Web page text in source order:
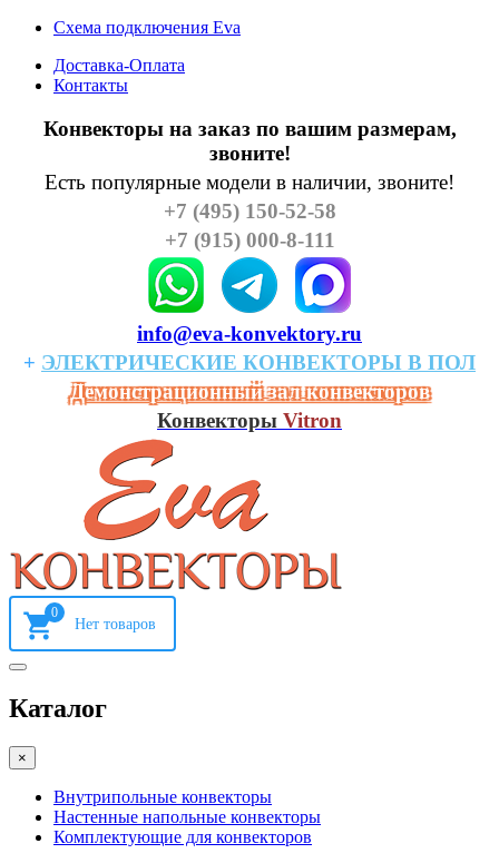
Схема подключения Eva
Доставка-Оплата
Контакты
Конвекторы на заказ по вашим размерам,
звоните!
Есть популярные модели в наличии, звоните!
+7 (495) 150-52-58
+7 (915) 000-8-111
info@eva-konvektory.ru
+ ЭЛЕКТРИЧЕСКИЕ КОHВЕКТОРЫ В ПОЛ
Демонстрационный зал конвекторов
Конвекторы Vitron
0
Каталог
×
Внутрипольные конвекторы
Настенные напольные конвекторы
Комплектующие для конвекторов